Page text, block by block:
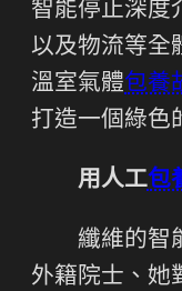
智能停止深度
以及物流等全
溫室氣體包養
打造一個綠色
用人工包
纖維的智
外籍院士、她